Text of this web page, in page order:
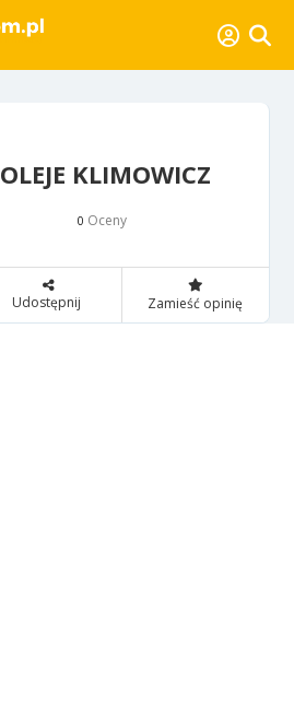
OLEJE KLIMOWICZ
0 Oceny
Udostępnij Zamieść opinię